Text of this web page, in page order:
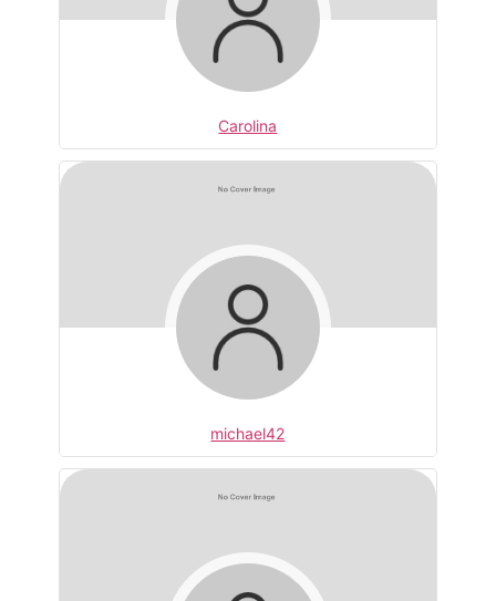
Carolina
michael42